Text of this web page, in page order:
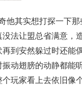
他其实想打探一下
法让盟总省满意，
到安然躲过时还能
动翅膀的动静都能
玩家看上去依旧像